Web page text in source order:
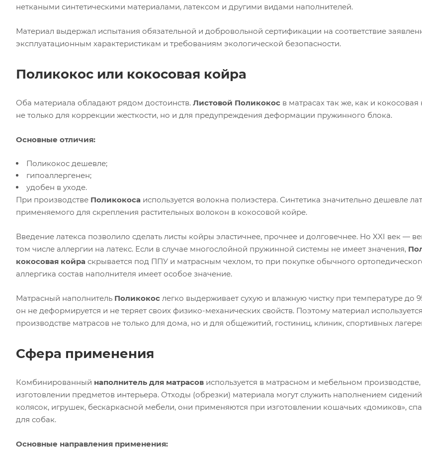
неткаными синтетическими материалами, латексом и другими видами наполнителей.
Материал выдержал испытания обязательной и добровольной сертификации на соответствие
эксплуатационным характеристикам и требованиям экологической безопасности.
Поликокос или кокосовая койра
Оба материала обладают рядом достоинств. Листовой Поликокос в матрасах так же, как и
не только для коррекции жесткости, но и для предупреждения деформации пружинного блока.
Основные отличия:
Поликокос дешевле;
гипоаллергенен;
удобен в уходе.
При производстве Поликокоса используется волокна полиэстера. Синтетика значительно дешевле
применяемого для скрепления растительных волокон в кокосовой койре.
Введение латекса позволило сделать листы койры эластичнее, прочнее и долговечнее. Но XXI век —
том числе аллергии на латекс. Если в случае многослойной пружинной системы не имеет значения,
кокосовая койра скрывается под ППУ и матрасным чехлом, то при покупке обычного
аллергика состав наполнителя имеет особое значение.
Матрасный наполнитель Поликокос легко выдерживает сухую и влажную чистку при температуре до
он не деформируется и не теряет своих физико-механических свойств. Поэтому материал
производстве матрасов не только для дома, но и для общежитий, гостиниц, клиник, спортивных
Сфера применения
Комбинированный наполнитель для матрасов используется в матрасном и мебельном
изготовлении предметов интерьера. Отходы (обрезки) материала могут служить наполнением
колясок, игрушек, бескаркасной мебели, они применяются при изготовлении кошачьих «домиков»,
для собак.
Основные направления применения: